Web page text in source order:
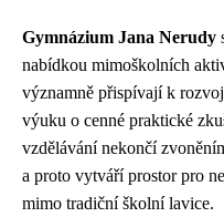
Gymnázium Jana Nerudy
nabídkou mimoškolních
významně přispívají k
výuku o cenné praktické
vzdělávání nekončí
a proto vytváří prostor pro
mimo tradiční školní lavice.